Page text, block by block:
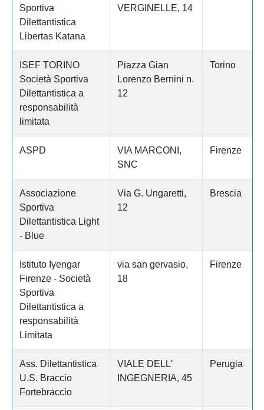
Sportiva
Dilettantistica
Libertas Katana
VERGINELLE, 14
ISEF TORINO
Società Sportiva
Dilettantistica a
responsabilità
limitata
Piazza Gian
Lorenzo Bernini n.
12
Torino
ASPD
VIA MARCONI,
SNC
Firenze
Associazione
Sportiva
Dilettantistica Light
- Blue
Via G. Ungaretti,
12
Brescia
Istituto Iyengar
Firenze - Società
Sportiva
Dilettantistica a
responsabilità
Limitata
via san gervasio,
18
Firenze
Ass. Dilettantistica
U.S. Braccio
Fortebraccio
VIALE DELL'
INGEGNERIA, 45
Perugia